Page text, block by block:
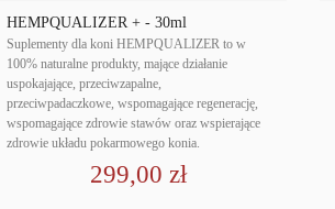
HEMPQUALIZER + - 30ml
Suplementy dla koni HEMPQUALIZER to w
100% naturalne produkty, mające działanie
uspokajające, przeciwzapalne,
przeciwpadaczkowe, wspomagające regenerację,
wspomagające zdrowie stawów oraz wspierające
zdrowie układu pokarmowego konia.
299,00 zł